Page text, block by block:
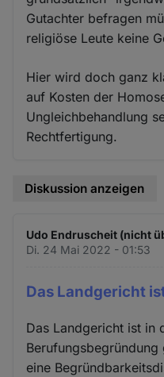
Gutachter befragen
religiöse Leute keine
Hier wird doch ganz
auf Kosten der
Ungleichbehandlung
Rechtfertigung.
Diskussion anzeigen
Udo Endruscheit (nicht
Di. 24 Mai 2022 - 01:53
Das Landgericht
Das Landgericht ist in
eine